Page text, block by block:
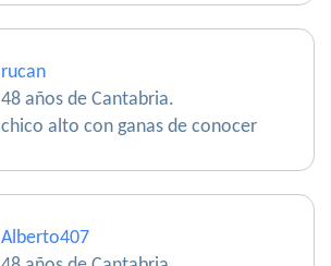
rucan
48 años de Cantabria.
chico alto con ganas de conocer
Alberto407